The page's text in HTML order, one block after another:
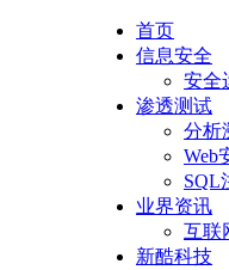
首页
信息安全
安全
渗透测试
分析
Web
SQL
业界资讯
互联
新酷科技